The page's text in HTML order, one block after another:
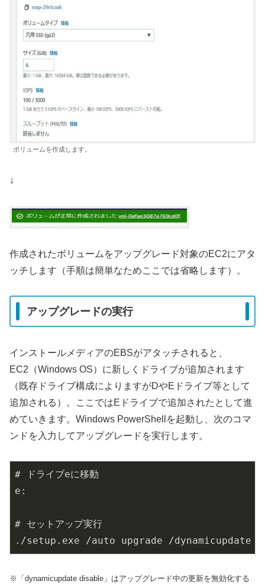
ボリュームを作成します。
↓
作成されたボリュームをアップグレード対象のEC2にアタ
ッチします（手順は簡単なためここでは省略します）。
アップグレードの実行
インストールメディアのEBSがアタッチされると、
EC2（Windows OS）に新しくドライブが追加されます
（既存ドライブ構成によりますがDやEドライブ等として
追加される）。ここではEドライブで追加されたとして進
めていきます。Windows PowerShellを起動し、次のコマ
ンドを入力してアップグレードを実行します。
# ドライブeに移動
e:
# セットアップ実行
./setup.exe /auto upgrade /dynamicupdate
※「dynamicupdate disable」はアップグレード中の更新を無効化する